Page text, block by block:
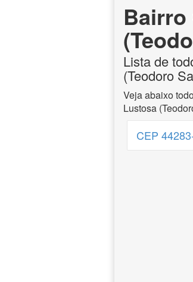
Lista de
(Teodoro
Veja abaixo
Lustosa
CEP